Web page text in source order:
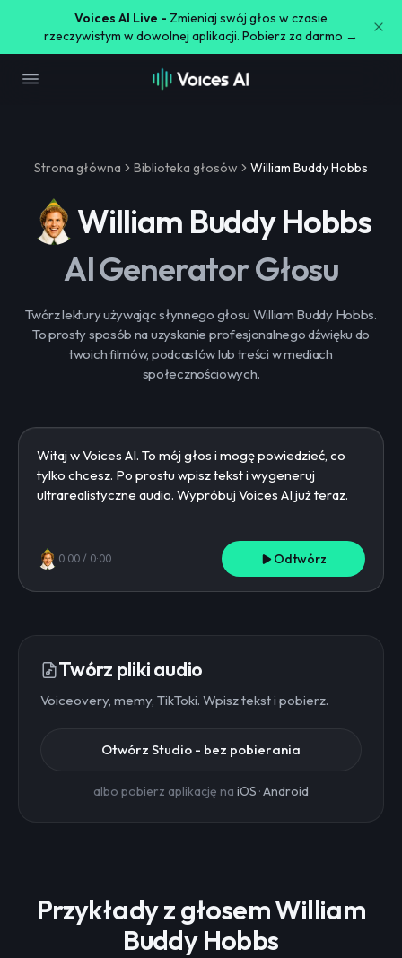
Voices AI Live - Zmieniaj swój głos w czasie
rzeczywistym w dowolnej aplikacji. Pobierz za darmo →
Strona główna Biblioteka głosów William Buddy Hobbs
William Buddy Hobbs
AI Generator Głosu
Twórz lektury używając słynnego głosu William Buddy Hobbs.
To prosty sposób na uzyskanie profesjonalnego dźwięku do
twoich filmów, podcastów lub treści w mediach
społecznościowych.
0:00 / 0:00 Odtwórz
Twórz pliki audio
Voiceovery, memy, TikToki. Wpisz tekst i pobierz.
Otwórz Studio - bez pobierania
albo pobierz aplikację na iOS ·Android
Przykłady z głosem William
Buddy Hobbs